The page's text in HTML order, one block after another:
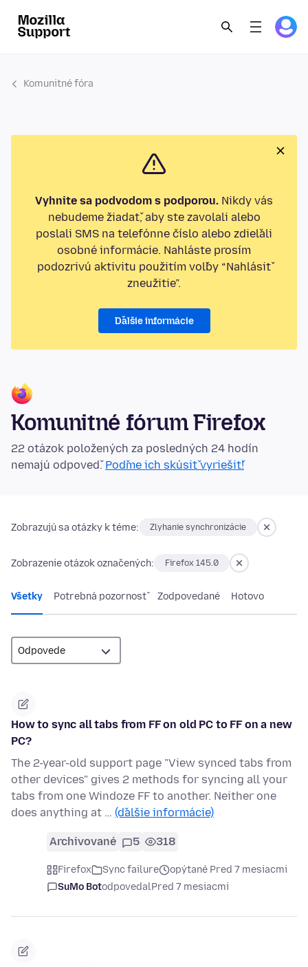
Komunitné fóra
Vyhnite sa podvodom s podporou. Nikdy vás
nebudeme žiadať, aby ste zavolali alebo
poslali SMS na telefónne číslo alebo zdieľali
osobné informácie. Nahláste prosím
podozrivú aktivitu použitím voľby “Nahlásiť
zneužitie”.
Ďalšie informácie
Komunitné fórum Firefox
22 otázok položených za posledných 24 hodín
nemajú odpoveď.Poďme ich skúsiť vyriešiť!
Zobrazujú sa otázky k téme: Zlyhanie synchronizácie
Zobrazenie otázok označených: Firefox 145.0
Všetky Potrebná pozornosť Zodpovedané Hotovo
How to sync all tabs from FF on old PC to FF on a new
PC?
The 2-year-old support page "View synced tabs from
other devices" gives 2 methods for syncing all your
tabs from one Windoze FF to another. Neither one
does anything at … (ďalšie informácie)
Archivované 5 318
Firefox Sync failure
opýtané Pred 7 mesiacmi
SuMo BotodpovedalPred 7 mesiacmi